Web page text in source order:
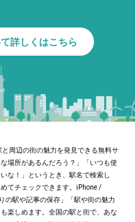
詳しくはこちら
周辺の街の魅力を発見できる無料サ
場所があるんだろう？」「いつも使
な！」というとき、駅名で検索し
てチェックできます。iPhone /
の駅や記事の保存」「駅や街の魅力
楽しめます。全国の駅と街で、あな